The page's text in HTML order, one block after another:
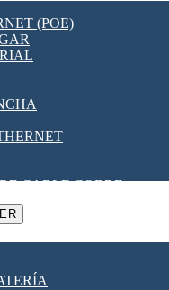
[VDF]
(POE)
CABLE COBRE